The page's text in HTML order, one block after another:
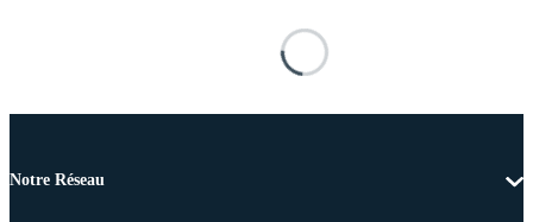
Notre Réseau